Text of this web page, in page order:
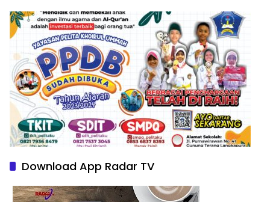
Download App Radar TV